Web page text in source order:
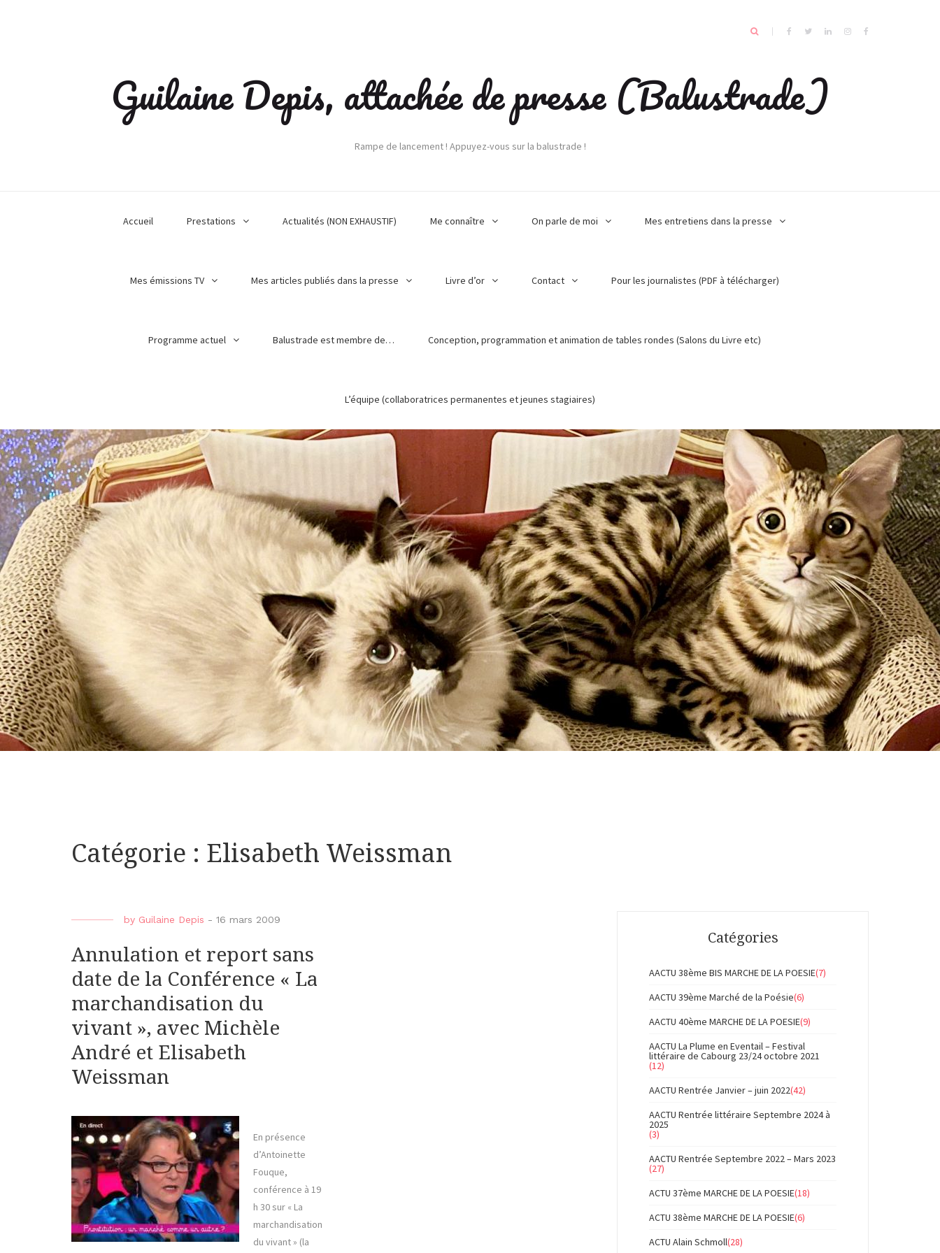
Guilaine Depis, attachée de presse (Balustrade)
Rampe de lancement ! Appuyez-vous sur la balustrade !
Accueil Prestations Actualités (NON EXHAUSTIF) Me connaître On parle de moi Mes entretiens dans la presse
Mes émissions TV Mes articles publiés dans la presse Livre d’or Contact Pour les journalistes (PDF à télécharger)
Programme actuel Balustrade est membre de… Conception, programmation et animation de tables rondes (Salons du Livre etc)
L’équipe (collaboratrices permanentes et jeunes stagiaires)
Catégorie : Elisabeth Weissman
by Guilaine Depis - 16 mars 2009
Annulation et report sans
date de la Conférence « La
marchandisation du
vivant », avec Michèle
André et Elisabeth
Weissman
En présence
d’Antoinette
Fouque,
conférence à 19
h 30 sur « La
marchandisation
du vivant » (la
Catégories
AACTU 38ème BIS MARCHE DE LA POESIE(7)
AACTU 39ème Marché de la Poésie(6)
AACTU 40ème MARCHE DE LA POESIE(9)
AACTU La Plume en Eventail – Festival
littéraire de Cabourg 23/24 octobre 2021
(12)
AACTU Rentrée Janvier – juin 2022(42)
AACTU Rentrée littéraire Septembre 2024 à
2025
(3)
AACTU Rentrée Septembre 2022 – Mars 2023
(27)
ACTU 37ème MARCHE DE LA POESIE(18)
ACTU 38ème MARCHE DE LA POESIE(6)
ACTU Alain Schmoll(28)